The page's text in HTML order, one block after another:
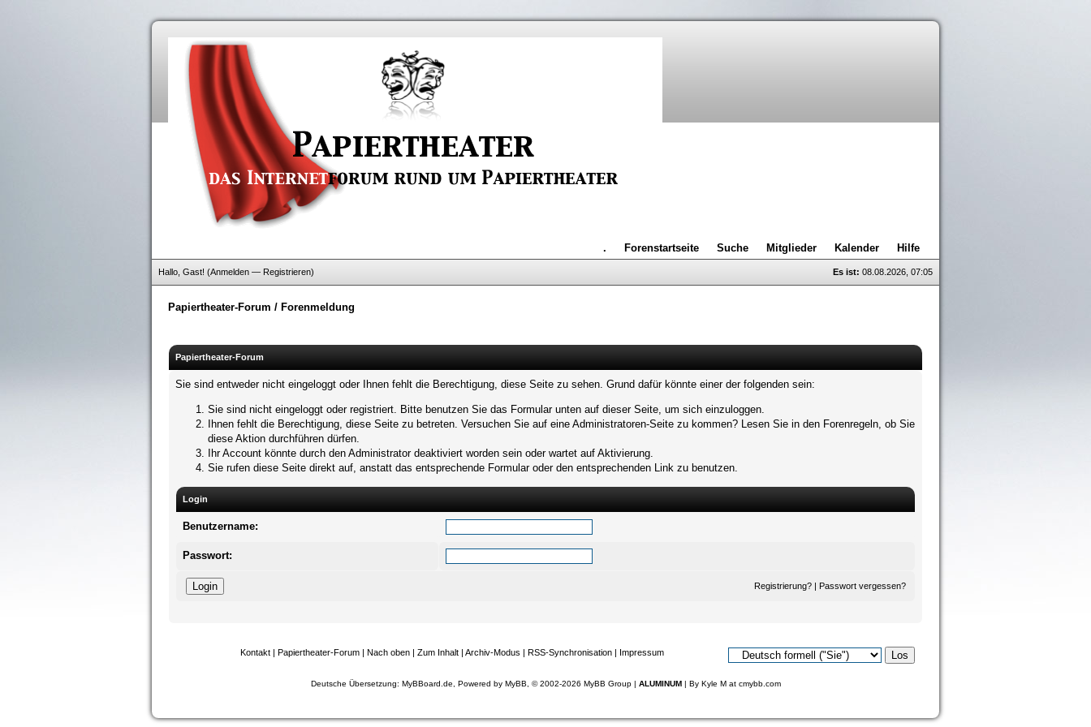
. Forenstartseite Suche Mitglieder Kalender Hilfe
Es ist: 08.08.2026, 07:05
Hallo, Gast! (Anmelden — Registrieren)
Papiertheater-Forum / Forenmeldung
Papiertheater-Forum
Sie sind entweder nicht eingeloggt oder Ihnen fehlt die Berechtigung, diese Seite zu sehen. Grund dafür könnte einer der folgenden sein:
Sie sind nicht eingeloggt oder registriert. Bitte benutzen Sie das Formular unten auf dieser Seite, um sich einzuloggen.
Ihnen fehlt die Berechtigung, diese Seite zu betreten. Versuchen Sie auf eine Administratoren-Seite zu kommen? Lesen Sie in den Forenregeln, ob Sie
diese Aktion durchführen dürfen.
Ihr Account könnte durch den Administrator deaktiviert worden sein oder wartet auf Aktivierung.
Sie rufen diese Seite direkt auf, anstatt das entsprechende Formular oder den entsprechenden Link zu benutzen.
Login
Benutzername:
Passwort:
Registrierung? | Passwort vergessen?
Kontakt | Papiertheater-Forum | Nach oben | Zum Inhalt | Archiv-Modus | RSS-Synchronisation | Impressum
Deutsche Übersetzung: MyBBoard.de , Powered by MyBB , © 2002-2026 MyBB Group| ALUMINUM| By Kyle Mat cmybb.com